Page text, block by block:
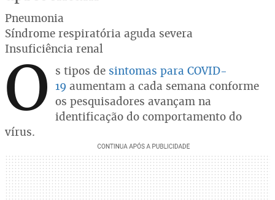
Pneumonia
Síndrome respiratória aguda severa
Insuficiência renal
O s tipos de sintomas para COVID-
19 aumentam a cada semana conforme
os pesquisadores avançam na
identificação do comportamento do
vírus.